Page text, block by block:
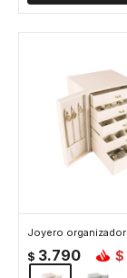
$ 3.790 $